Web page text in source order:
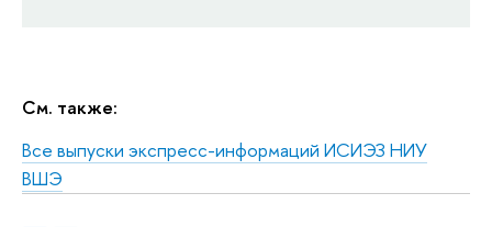
См. также:
Все выпуски экспресс-информаций ИСИЭЗ НИУ
ВШЭ